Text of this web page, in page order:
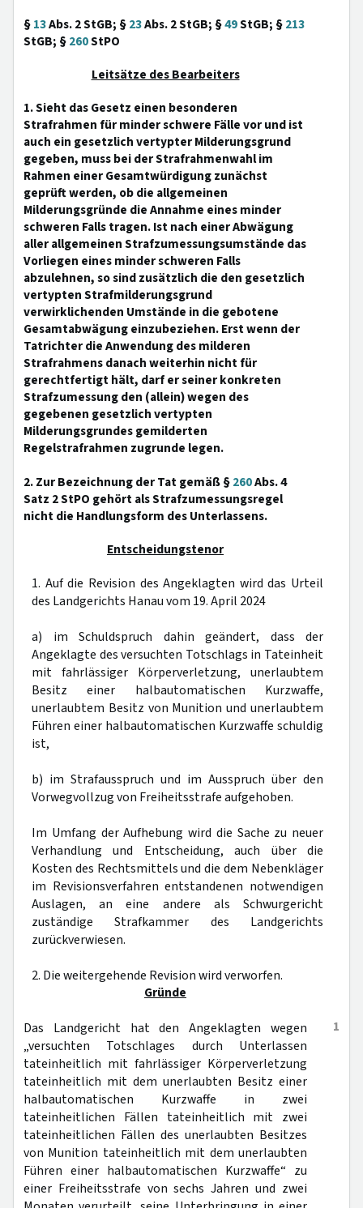
§13Abs. 2 StGB; §23Abs. 2 StGB; §49StGB; §213
StGB; §260StPO
Leitsätze des Bearbeiters
1. Sieht das Gesetz einen besonderen
Strafrahmen für minder schwere Fälle vor und ist
auch ein gesetzlich vertypter Milderungsgrund
gegeben, muss bei der Strafrahmenwahl im
Rahmen einer Gesamtwürdigung zunächst
geprüft werden, ob die allgemeinen
Milderungsgründe die Annahme eines minder
schweren Falls tragen. Ist nach einer Abwägung
aller allgemeinen Strafzumessungsumstände das
Vorliegen eines minder schweren Falls
abzulehnen, so sind zusätzlich die den gesetzlich
vertypten Strafmilderungsgrund
verwirklichenden Umstände in die gebotene
Gesamtabwägung einzubeziehen. Erst wenn der
Tatrichter die Anwendung des milderen
Strafrahmens danach weiterhin nicht für
gerechtfertigt hält, darf er seiner konkreten
Strafzumessung den (allein) wegen des
gegebenen gesetzlich vertypten
Milderungsgrundes gemilderten
Regelstrafrahmen zugrunde legen.
2. Zur Bezeichnung der Tat gemäß §260Abs. 4
Satz 2 StPO gehört als Strafzumessungsregel
nicht die Handlungsform des Unterlassens.
Entscheidungstenor
1. Auf die Revision des Angeklagten wird das Urteil
des Landgerichts Hanau vom 19. April 2024
a) im Schuldspruch dahin geändert, dass der
Angeklagte des versuchten Totschlags in Tateinheit
mit fahrlässiger Körperverletzung, unerlaubtem
Besitz einer halbautomatischen Kurzwaffe,
unerlaubtem Besitz von Munition und unerlaubtem
Führen einer halbautomatischen Kurzwaffe schuldig
ist,
b) im Strafausspruch und im Ausspruch über den
Vorwegvollzug von Freiheitsstrafe aufgehoben.
Im Umfang der Aufhebung wird die Sache zu neuer
Verhandlung und Entscheidung, auch über die
Kosten des Rechtsmittels und die dem Nebenkläger
im Revisionsverfahren entstandenen notwendigen
Auslagen, an eine andere als Schwurgericht
zuständige Strafkammer des Landgerichts
zurückverwiesen.
2. Die weitergehende Revision wird verworfen.
Gründe
1
Das Landgericht hat den Angeklagten wegen
„versuchten Totschlages durch Unterlassen
tateinheitlich mit fahrlässiger Körperverletzung
tateinheitlich mit dem unerlaubten Besitz einer
halbautomatischen Kurzwaffe in zwei
tateinheitlichen Fällen tateinheitlich mit zwei
tateinheitlichen Fällen des unerlaubten Besitzes
von Munition tateinheitlich mit dem unerlaubten
Führen einer halbautomatischen Kurzwaffe“ zu
einer Freiheitsstrafe von sechs Jahren und zwei